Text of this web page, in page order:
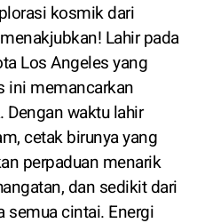
kosmik dari
Lahir pada
Los Angeles yang
ini memancarkan
waktu lahir
cetak birunya yang
perpaduan menarik
dan sedikit dari
semua cintai. Energi